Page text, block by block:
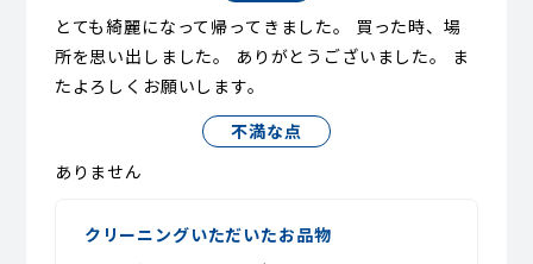
とても綺麗になって帰ってきました。 買った時、場
所を思い出しました。 ありがとうございました。 ま
たよろしくお願いします。
不満な点
ありません
クリーニングいただいたお品物